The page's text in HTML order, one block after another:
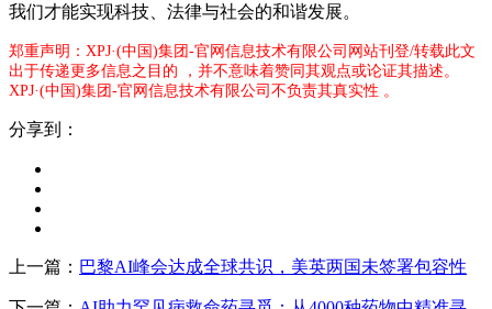
我们才能实现科技、法律与社会的和谐发展。
郑重声明：XPJ·(中国)集团-官网信息技术有限公司网站刊登/转载此文
出于传递更多信息之目的 ，并不意味着赞同其观点或论证其描述。
XPJ·(中国)集团-官网信息技术有限公司不负责其真实性 。
分享到：
上一篇： 巴黎AI峰会达成全球共识，美英两国未签署包容性